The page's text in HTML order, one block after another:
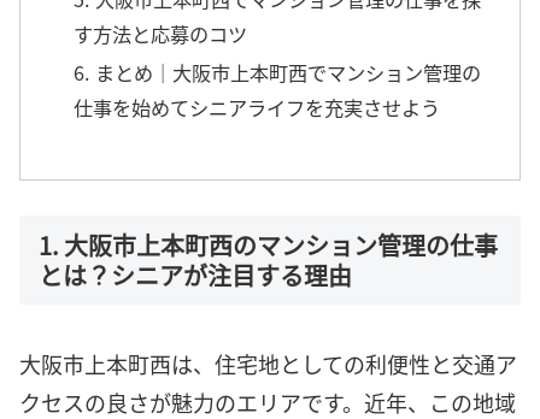
す方法と応募のコツ
6. まとめ｜大阪市上本町西でマンション管理の
仕事を始めてシニアライフを充実させよう
1. 大阪市上本町西のマンション管理の仕事
とは？シニアが注目する理由
大阪市上本町西は、住宅地としての利便性と交通ア
クセスの良さが魅力のエリアです。近年、この地域